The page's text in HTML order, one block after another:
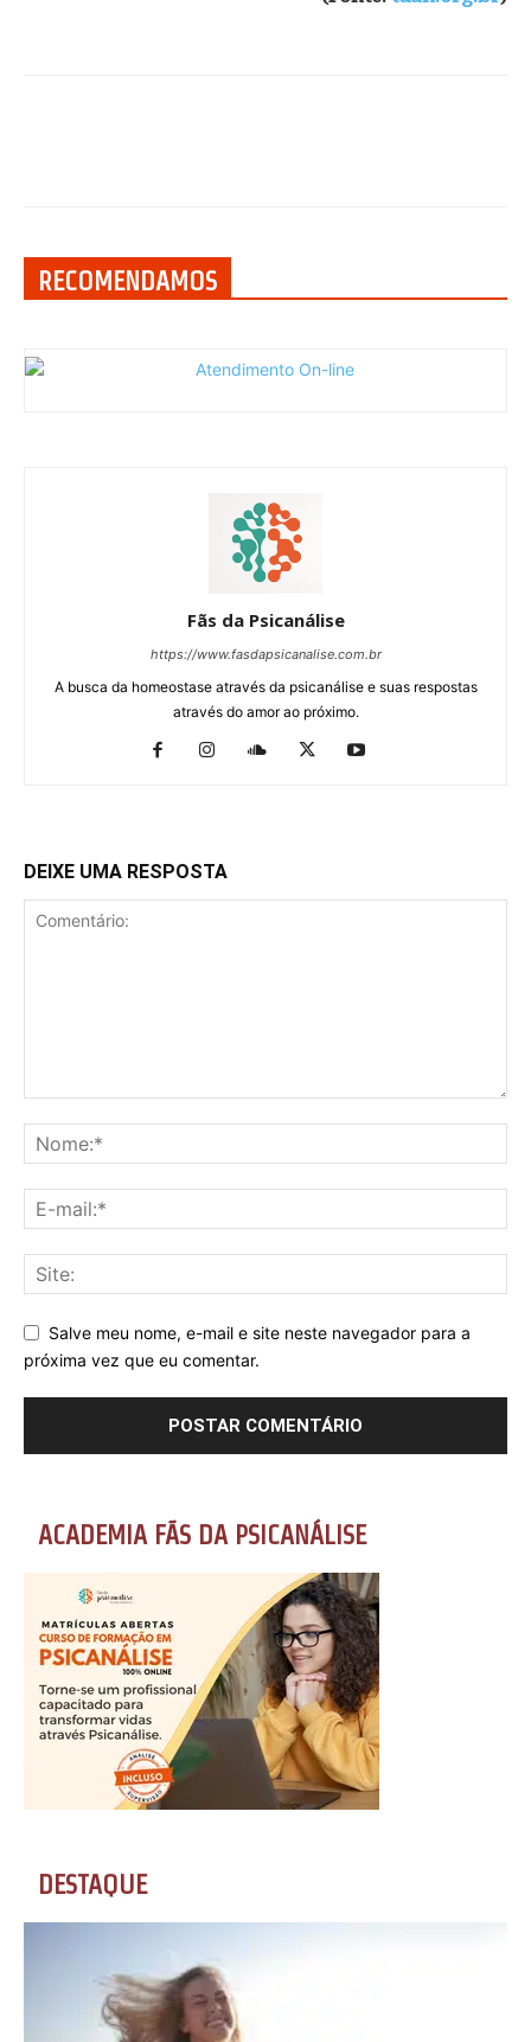
RECOMENDAMOS
Fãs da Psicanálise
https://www.fasdapsicanalise.com.br
A busca da homeostase através da psicanálise e suas respostas
através do amor ao próximo.
DEIXE UMA RESPOSTA
Salve meu nome, e-mail e site neste navegador para a
próxima vez que eu comentar.
ACADEMIA FÃS DA PSICANÁLISE
DESTAQUE